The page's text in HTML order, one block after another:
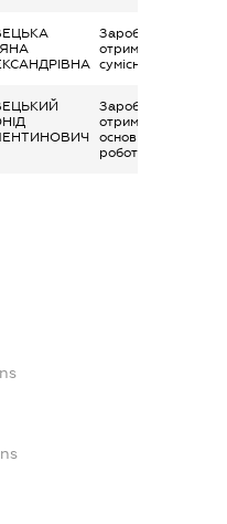
Заробітна плата
отримана за
сумісництвом
Заробітна плата
отримана за
основним місцем
роботи